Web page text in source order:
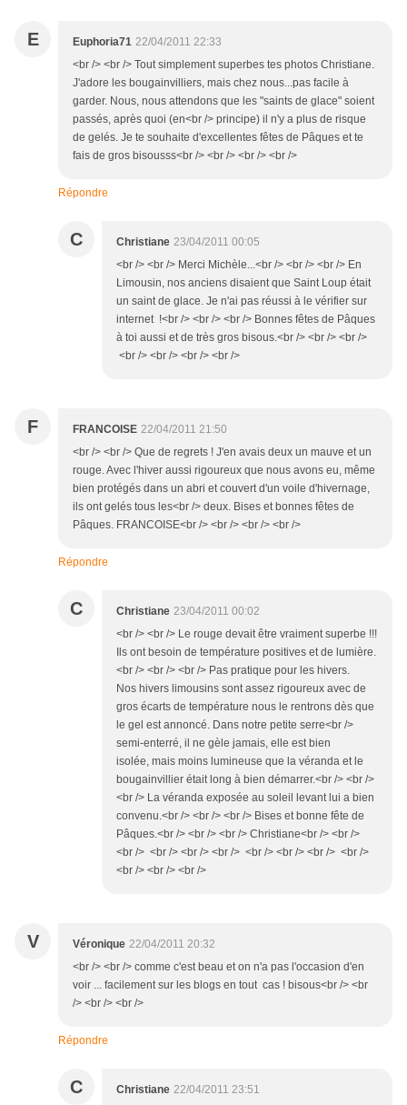
E Euphoria71 22/04/2011 22:33
<br /> <br /> Tout simplement superbes tes photos Christiane.
J'adore les bougainvilliers, mais chez nous...pas facile à
garder. Nous, nous attendons que les "saints de glace" soient
passés, après quoi (en<br /> principe) il n'y a plus de risque
de gelés. Je te souhaite d'excellentes fêtes de Pâques et te
fais de gros bisousss<br /> <br /> <br /> <br />
Répondre
C Christiane 23/04/2011 00:05
<br /> <br /> Merci Michèle...<br /> <br /> <br /> En
Limousin, nos anciens disaient que Saint Loup était
un saint de glace. Je n'ai pas réussi à le vérifier sur
internet !<br /> <br /> <br /> Bonnes fêtes de Pâques
à toi aussi et de très gros bisous.<br /> <br /> <br />
<br /> <br /> <br /> <br />
F FRANCOISE 22/04/2011 21:50
<br /> <br /> Que de regrets ! J'en avais deux un mauve et un
rouge. Avec l'hiver aussi rigoureux que nous avons eu, même
bien protégés dans un abri et couvert d'un voile d'hivernage,
ils ont gelés tous les<br /> deux. Bises et bonnes fêtes de
Pâques. FRANCOISE<br /> <br /> <br /> <br />
Répondre
C Christiane 23/04/2011 00:02
<br /> <br /> Le rouge devait être vraiment superbe !!!
Ils ont besoin de température positives et de lumière.
<br /> <br /> <br /> Pas pratique pour les hivers.
Nos hivers limousins sont assez rigoureux avec de
gros écarts de température nous le rentrons dès que
le gel est annoncé. Dans notre petite serre<br />
semi-enterré, il ne gèle jamais, elle est bien
isolée, mais moins lumineuse que la véranda et le
bougainvillier était long à bien démarrer.<br /> <br />
<br /> La véranda exposée au soleil levant lui a bien
convenu.<br /> <br /> <br /> Bises et bonne fête de
Pâques.<br /> <br /> <br /> Christiane<br /> <br />
<br /> <br /> <br /> <br /> <br /> <br /> <br /> <br />
<br /> <br /> <br />
V Véronique 22/04/2011 20:32
<br /> <br /> comme c'est beau et on n'a pas l'occasion d'en
voir ... facilement sur les blogs en tout cas ! bisous<br /> <br
/> <br /> <br />
Répondre
C Christiane 22/04/2011 23:51